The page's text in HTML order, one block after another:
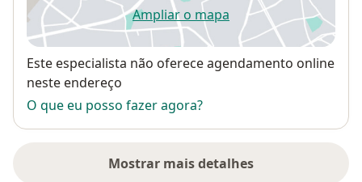
Ampliar o mapaabre num novo separador
Disponibilidade
Este especialista não oferece agendamento online
neste endereço
O que eu posso fazer agora?
Mostrar mais detalhes
sobre o endereço